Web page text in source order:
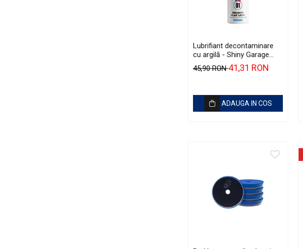
Lubrifiant decontaminare
cu argilă - Shiny Garage
Smooth Clay Lube (500ml)
45,90 RON41,31 RON
ADAUGA IN COS